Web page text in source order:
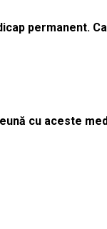
permanent.
cu aceste